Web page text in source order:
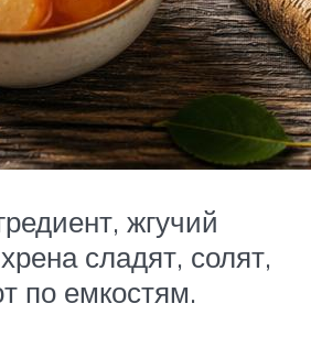
жгучий
сладят, солят,
по емкостям.